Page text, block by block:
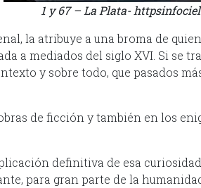
1 y 67 – La Plata-
la atribuye a una broma de
a mediados del siglo XVI. Si se
y sobre todo, que pasados
de ficción y también en los
definitiva de esa
para gran parte de la